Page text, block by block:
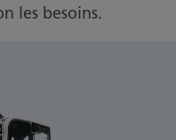
les besoins.